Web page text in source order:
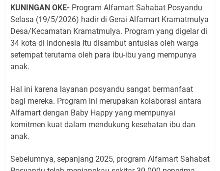
KUNINGAN OKE- Program Alfamart Sahabat Posyandu
Selasa (19/5/2026) hadir di Gerai Alfamart Kramatmulya
Desa/Kecamatan Kramatmulya. Program yang digelar di
34 kota di Indonesia itu disambut antusias oleh warga
setempat terutama oleh para ibu-ibu yang mempunya
anak.
Hal ini karena layanan posyandu sangat bermanfaat
bagi mereka. Program ini merupakan kolaborasi antara
Alfamart dengan Baby Happy yang mempunyai
komitmen kuat dalam mendukung kesehatan ibu dan
anak.
Sebelumnya, sepanjang 2025, program Alfamart Sahabat